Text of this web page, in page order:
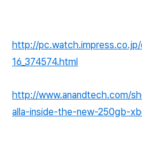
http://
16_374574.html
http://www.anandtech.com/
alla-inside-the-new-250gb-